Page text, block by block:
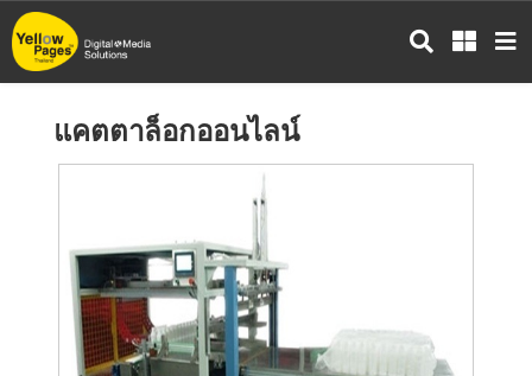
ข้าม
ไป
แคตตาล็อกออนไลน์